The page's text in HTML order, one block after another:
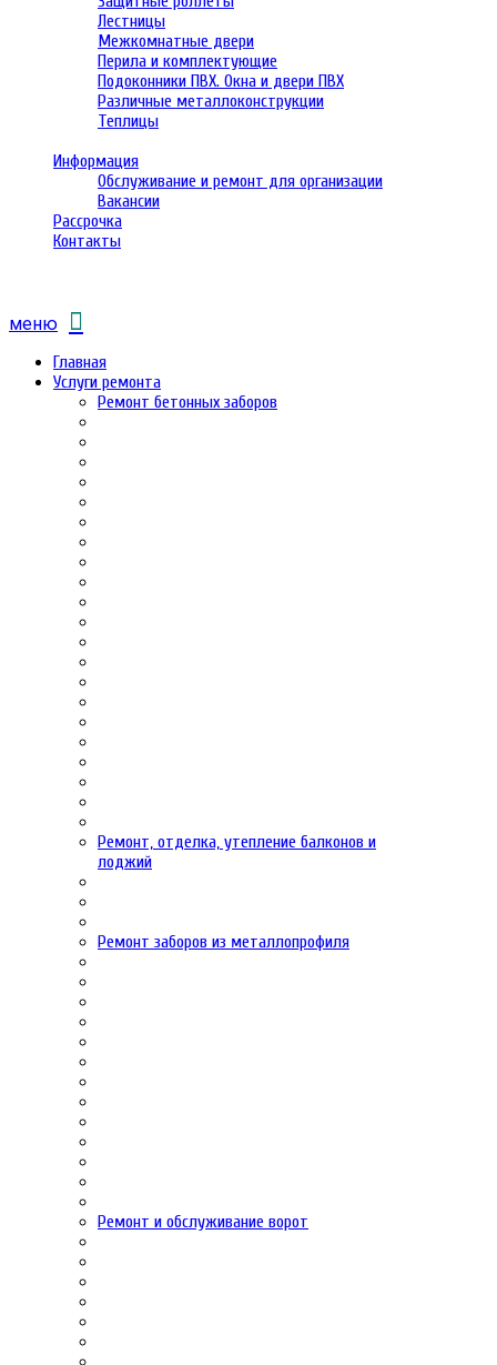
Лестницы
Межкомнатные двери
Перила и комплектующие
Подоконники ПВХ. Окна и двери ПВХ
Различные металлоконструкции
Теплицы
Информация
Обслуживание и ремонт для организации
Вакансии
Рассрочка
Контакты
меню
Главная
Услуги ремонта
Ремонт бетонных заборов
Ремонт, отделка, утепление балконов и
лоджий
Ремонт заборов из металлопрофиля
Ремонт и обслуживание ворот